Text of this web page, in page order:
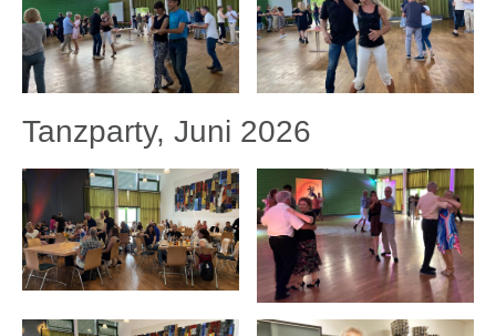
Tanzparty, Juni 2026